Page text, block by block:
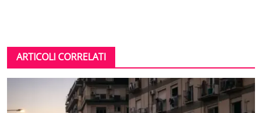
ARTICOLI CORRELATI